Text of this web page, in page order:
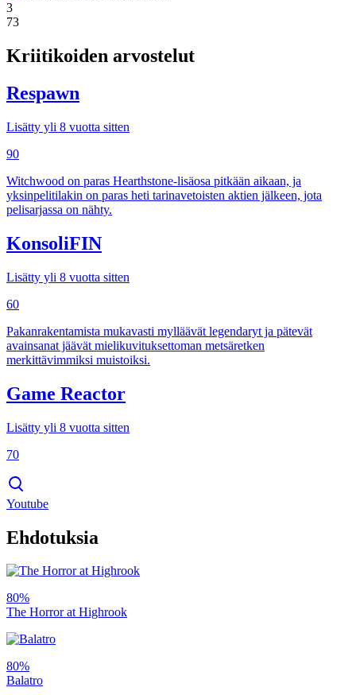
3
73
Kriitikoiden arvostelut
Respawn
Lisätty yli 8 vuotta sitten
90
Witchwood on paras Hearthstone-lisäosa pitkään aikaan, ja
yksinpelitilakin on paras heti tarinavetoisten aktien jälkeen, jota
pelisarjassa on nähty.
KonsoliFIN
Lisätty yli 8 vuotta sitten
60
Pakanrakentamista mukavasti mylläävät legendaryt ja pätevät
avainsanat jäävät mielikuvituksettoman metsäretken
merkittävimmiksi muistoiksi.
Game Reactor
Lisätty yli 8 vuotta sitten
70
Youtube
Ehdotuksia
80%
The Horror at Highrook
80%
Balatro